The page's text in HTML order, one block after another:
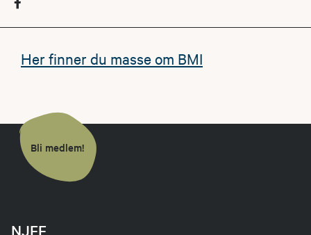
Her finner du masse om BMI
Bli medlem!
NJFF